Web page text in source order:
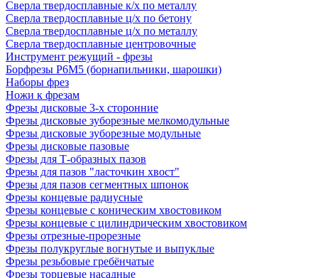
Сверла твердосплавные к/х по металлу
Сверла твердосплавные ц/х по бетону
Сверла твердосплавные ц/х по металлу
Сверла твердосплавные центровочные
Инструмент режущий - фрезы
Борфрезы Р6М5 (борнапильники, шарошки)
Наборы фрез
Ножи к фрезам
Фрезы дисковые 3-х сторонние
Фрезы дисковые зуборезные мелкомодульные
Фрезы дисковые зуборезные модульные
Фрезы дисковые пазовые
Фрезы для Т-образных пазов
Фрезы для пазов "ласточкин хвост"
Фрезы для пазов сегментных шпонок
Фрезы концевые радиусные
Фрезы концевые с коническим хвостовиком
Фрезы концевые с цилиндрическим хвостовиком
Фрезы отрезные-прорезные
Фрезы полукруглые вогнутые и выпуклые
Фрезы резьбовые гребёнчатые
Фрезы торцевые насадные